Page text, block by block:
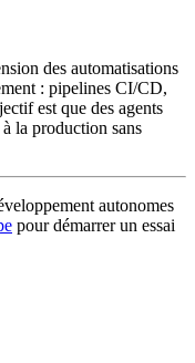
des automatisations
: pipelines CI/CD,
est que des agents
la production sans
autonomes
pour démarrer un essai